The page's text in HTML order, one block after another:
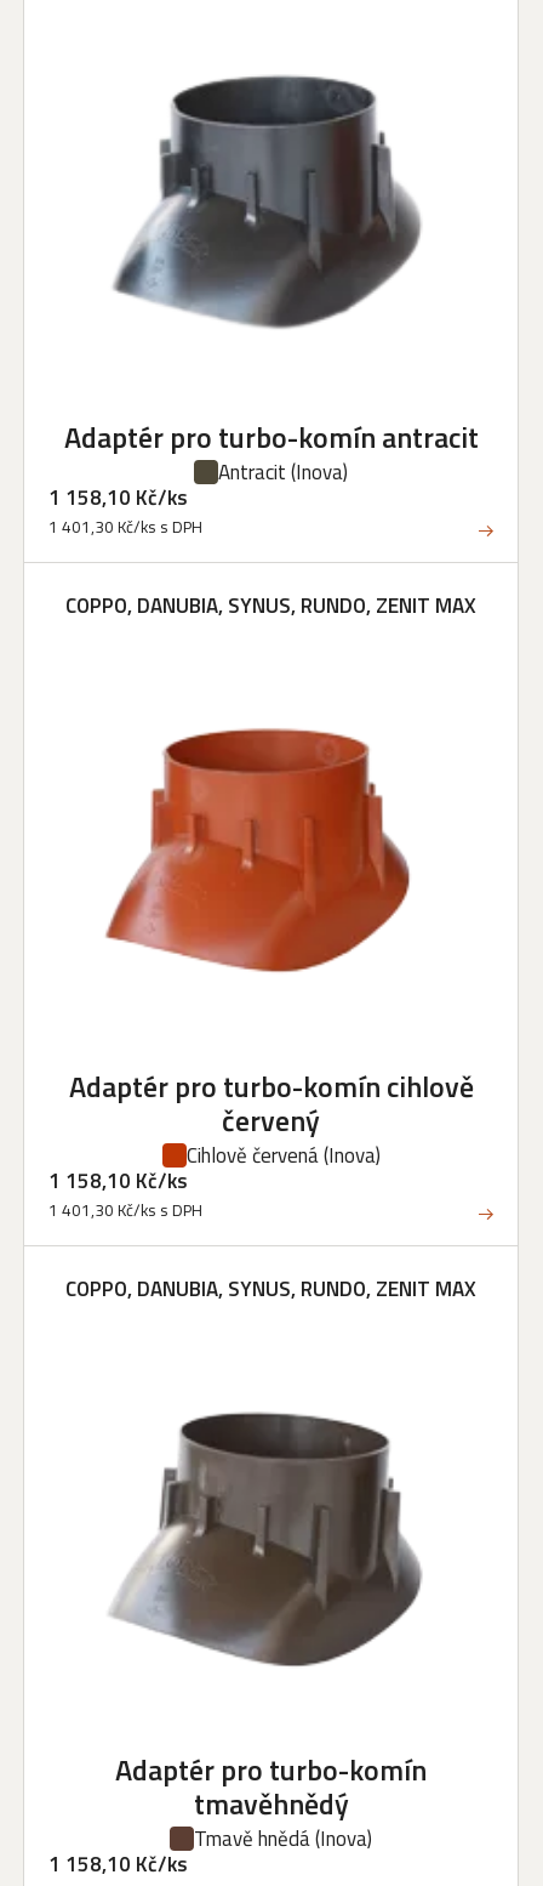
Adaptér pro turbo-komín antracit
Antracit(Inova)
1 158,10 Kč/ks
1 401,30 Kč/ks s DPH
COPPO, DANUBIA, SYNUS, RUNDO, ZENIT MAX
Adaptér pro turbo-komín cihlově
červený
Cihlově červená(Inova)
1 158,10 Kč/ks
1 401,30 Kč/ks s DPH
COPPO, DANUBIA, SYNUS, RUNDO, ZENIT MAX
Adaptér pro turbo-komín
tmavěhnědý
Tmavě hnědá(Inova)
1 158,10 Kč/ks